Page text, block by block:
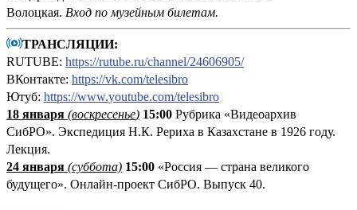
Волоцкая. Вход по музейным билетам.
ТРАНСЛЯЦИИ:
RUTUBE: https://rutube.ru/channel/24606905/
ВКонтакте: https://vk.com/telesibro
Ютуб: https://www.youtube.com/telesibro
18 января (воскресенье) 15:00 Рубрика «Видеоархив
СибРО». Экспедиция Н.К. Рериха в Казахстане в 1926 году.
Лекция.
24 января (суббота) 15:00 «Россия — страна великого
будущего». Онлайн-проект СибРО. Выпуск 40.